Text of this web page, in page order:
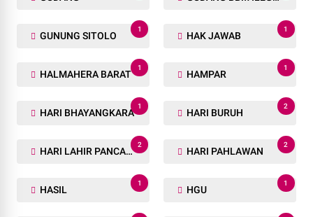
GUNUNG SITOLO
1
HAK JAWAB
1
HALMAHERA BARAT
1
HAMPAR
1
HARI BHAYANGKARA
1
HARI BURUH
2
HARI LAHIR PANCASILA
2
HARI PAHLAWAN
2
HASIL
1
HGU
1